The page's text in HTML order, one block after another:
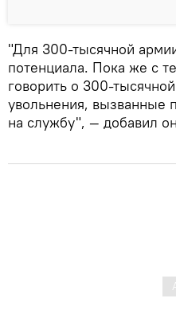
"Для 300-тысячной
потенциала. Пока же с
говорить о 300-
увольнения, вызванные
на службу", — добавил